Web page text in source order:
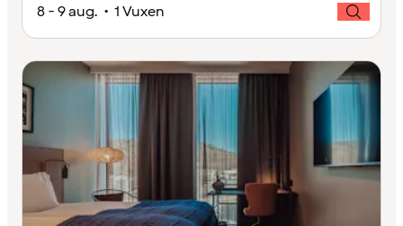
8 - 9 aug. • 1 Vuxen